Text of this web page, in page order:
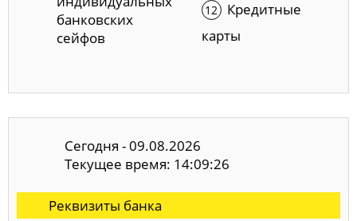
банковских
сейфов
Кредитные
карты
Сегодня - 09.08.2026
Текущее время: 14:09:27
Реквизиты банка